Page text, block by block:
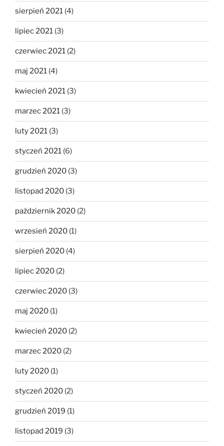
sierpień 2021 (4)
lipiec 2021 (3)
czerwiec 2021 (2)
maj 2021 (4)
kwiecień 2021 (3)
marzec 2021 (3)
luty 2021 (3)
styczeń 2021 (6)
grudzień 2020 (3)
listopad 2020 (3)
październik 2020 (2)
wrzesień 2020 (1)
sierpień 2020 (4)
lipiec 2020 (2)
czerwiec 2020 (3)
maj 2020 (1)
kwiecień 2020 (2)
marzec 2020 (2)
luty 2020 (1)
styczeń 2020 (2)
grudzień 2019 (1)
listopad 2019 (3)